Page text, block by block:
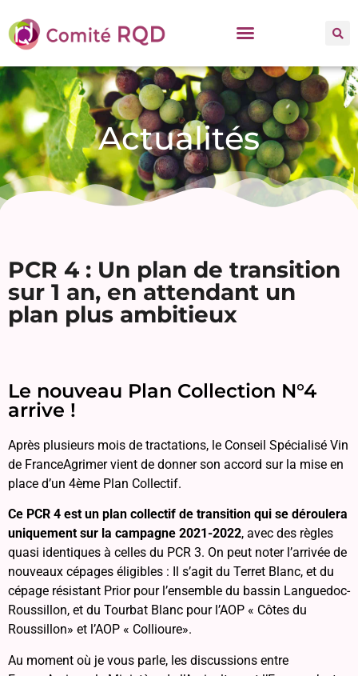
Actualités
PCR 4 : Un plan de transition
sur 1 an, en attendant un
plan plus ambitieux
Le nouveau Plan Collection N°4
arrive !
Après plusieurs mois de tractations, le Conseil Spécialisé Vin
de FranceAgrimer vient de donner son accord sur la mise en
place d’un 4ème Plan Collectif.
Ce PCR 4 est un plan collectif de transition qui se déroulera
uniquement sur la campagne 2021-2022, avec des règles
quasi identiques à celles du PCR 3. On peut noter l’arrivée de
nouveaux cépages éligibles : Il s’agit du Terret Blanc, et du
cépage résistant Prior pour l’ensemble du bassin Languedoc-
Roussillon, et du Tourbat Blanc pour l’AOP « Côtes du
Roussillon» et l’AOP « Collioure».
Au moment où je vous parle, les discussions entre